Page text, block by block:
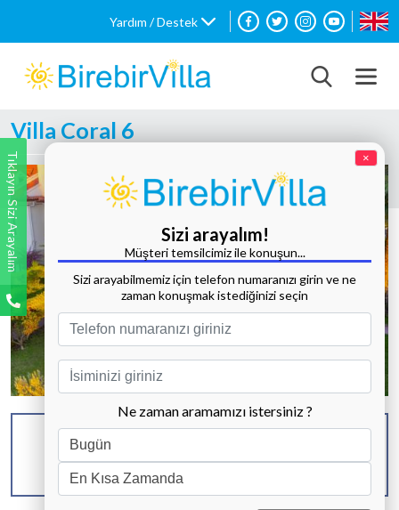
Yardım / Destek
Villa Coral 6
Tüm Fotoğrafları Göster
KAPASİTE
10 KİŞİ
BANYO & WC
5 ADET
YATAK ODASI
Tıklayın Sizi Arayalım ×
Sizi arayalım!
Müşteri temsilcimiz ile konuşun...
Sizi arayabilmemiz için telefon numaranızı girin ve ne
zaman konuşmak istediğinizi seçin
Ne zaman aramamızı istersiniz ?